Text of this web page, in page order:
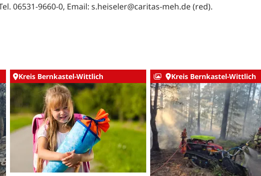
06531-9660-0, Email: s.heiseler@caritas-meh.de (red).
Kreis Bernkastel-Wittlich Kreis Bernkastel-Wittlich